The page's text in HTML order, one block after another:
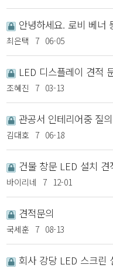
안녕하세요. 로비 베너
최은택 7 06-05
LED 디스플레이 견적
조혜진 7 03-13
관공서 인테리어중 질
김대호 7 06-18
건물 창문 LED 설치
바이리네 7 12-01
견적문의
국세훈 7 08-13
회사 강당 LED 스크린